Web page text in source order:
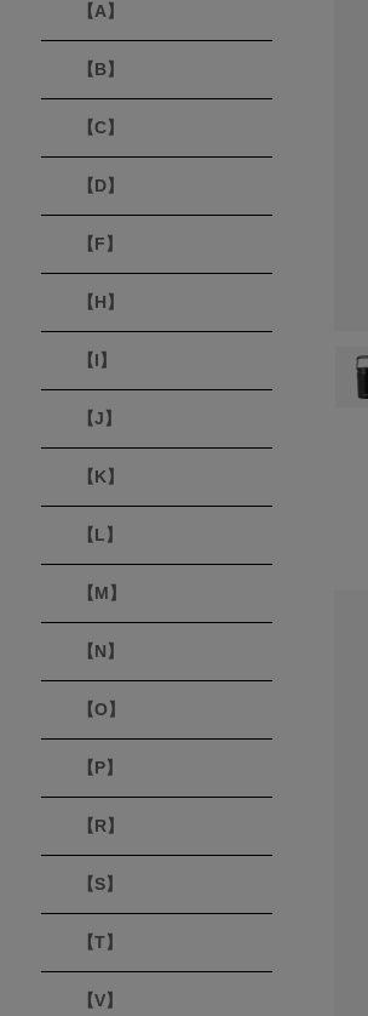
【A】
【B】
【C】
【D】
【F】
【H】
【I】
【J】
【K】
【L】
【M】
【N】
【O】
【P】
【R】
【S】
【T】
【V】